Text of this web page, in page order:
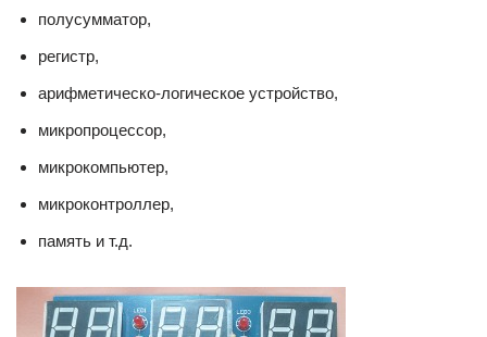
полусумматор,
регистр,
арифметическо-логическое устройство,
микропроцессор,
микрокомпьютер,
микроконтроллер,
память и т.д.